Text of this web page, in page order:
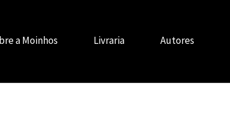
a Moinhos Livraria Autores